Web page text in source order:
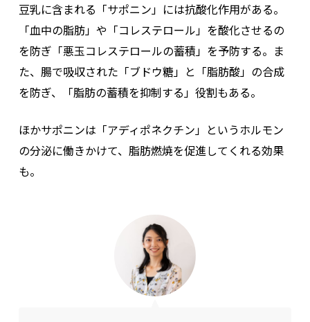
豆乳に含まれる「サポニン」には抗酸化作用がある。
「血中の脂肪」や「コレステロール」を酸化させるの
を防ぎ「悪玉コレステロールの蓄積」を予防する。ま
た、腸で吸収された「ブドウ糖」と「脂肪酸」の合成
を防ぎ、「脂肪の蓄積を抑制する」役割もある。
ほかサポニンは「アディポネクチン」というホルモン
の分泌に働きかけて、脂肪燃焼を促進してくれる効果
も。